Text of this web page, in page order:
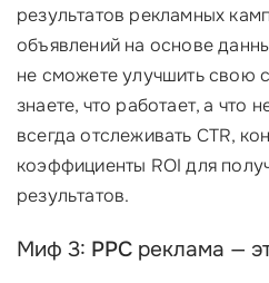
результатов рекламных
объявлений на основе
не сможете улучшить свою
знаете, что работает, а что
всегда отслеживать CTR,
коэффициенты ROI для
результатов.
Миф 3: PPC реклама —